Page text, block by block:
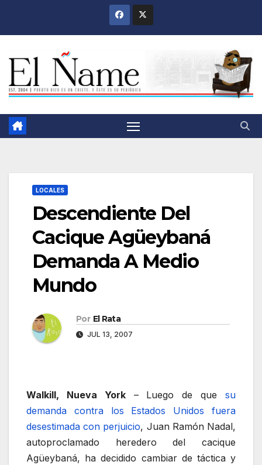
LOCALES
Descendiente Del
Cacique Agüeybaná
Demanda A Medio
Mundo
Por El Rata
JUL 13, 2007
Walkill, Nueva York– Luego de quesu
demanda contra los Estados Unidos fuera
desestimada con perjuicio, Juan Ramón Nadal,
autoproclamado heredero del cacique
Agüeybaná, ha decidido cambiar de táctica y